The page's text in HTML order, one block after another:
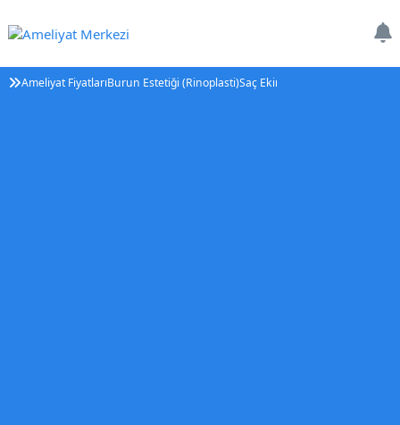
Ameliyat FiyatlarıBurun Estetiği (Rinoplasti)Saç Ekimi